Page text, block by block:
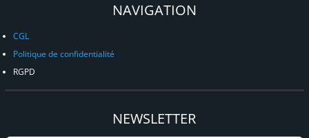
NAVIGATION
CGL
Politique de confidentialité
RGPD
NEWSLETTER